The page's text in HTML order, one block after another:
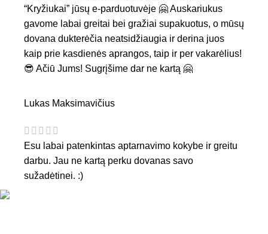
“Kryžiukai” jūsų e-parduotuvėje 🤗 Auskariukus
gavome labai greitai bei gražiai supakuotus, o mūsų
dovana dukterėčia neatsidžiaugia ir derina juos
kaip prie kasdienės aprangos, taip ir per vakarėlius!
😎 Ačiū Jums! Sugrįšime dar ne kartą 🤗
Lukas Maksimavičius
Esu labai patenkintas aptarnavimo kokybe ir greitu
darbu. Jau ne kartą perku dovanas savo
sužadėtinei. :)